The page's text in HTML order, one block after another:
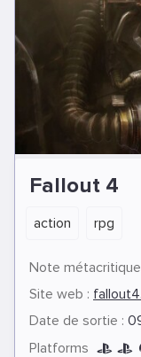
Fallout 4
action rpg
Note
Site web :
Date de sortie :
Platforms